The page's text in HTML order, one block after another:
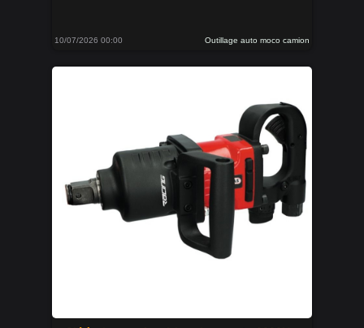
10/07/2026 00:00 Outillage auto moco camion